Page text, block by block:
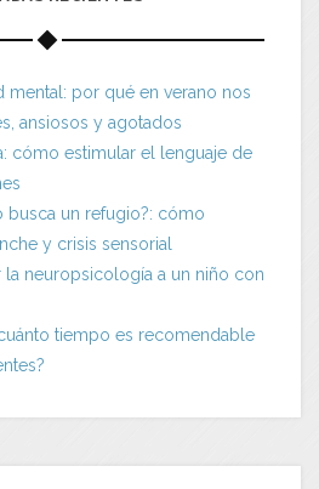
mental: por qué en verano nos
ansiosos y agotados
cómo estimular el lenguaje de
busca un refugio?: cómo
y crisis sensorial
neuropsicología a un niño con
tiempo es recomendable